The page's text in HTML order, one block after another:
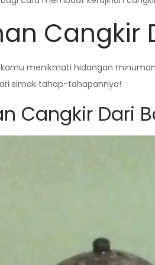
Cangkir
menikmati hidangan
simak tahap-tahapannya!
Cangkir Dari